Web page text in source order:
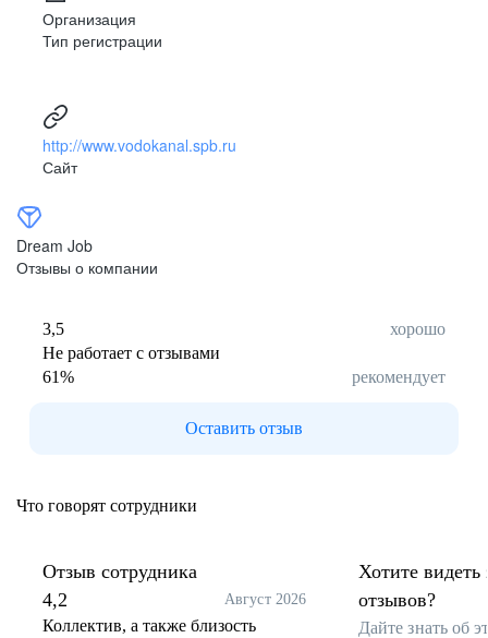
Организация
Тип регистрации
http://www.vodokanal.spb.ru
Сайт
Dream Job
Отзывы о компании
3,5
хорошо
Не работает с отзывами
61% рекомендует
Оставить отзыв
Что говорят сотрудники
Отзыв сотрудника
4,2
Август 2026
Коллектив, а также близость
Хотите видеть
отзывов?
Дайте знать об